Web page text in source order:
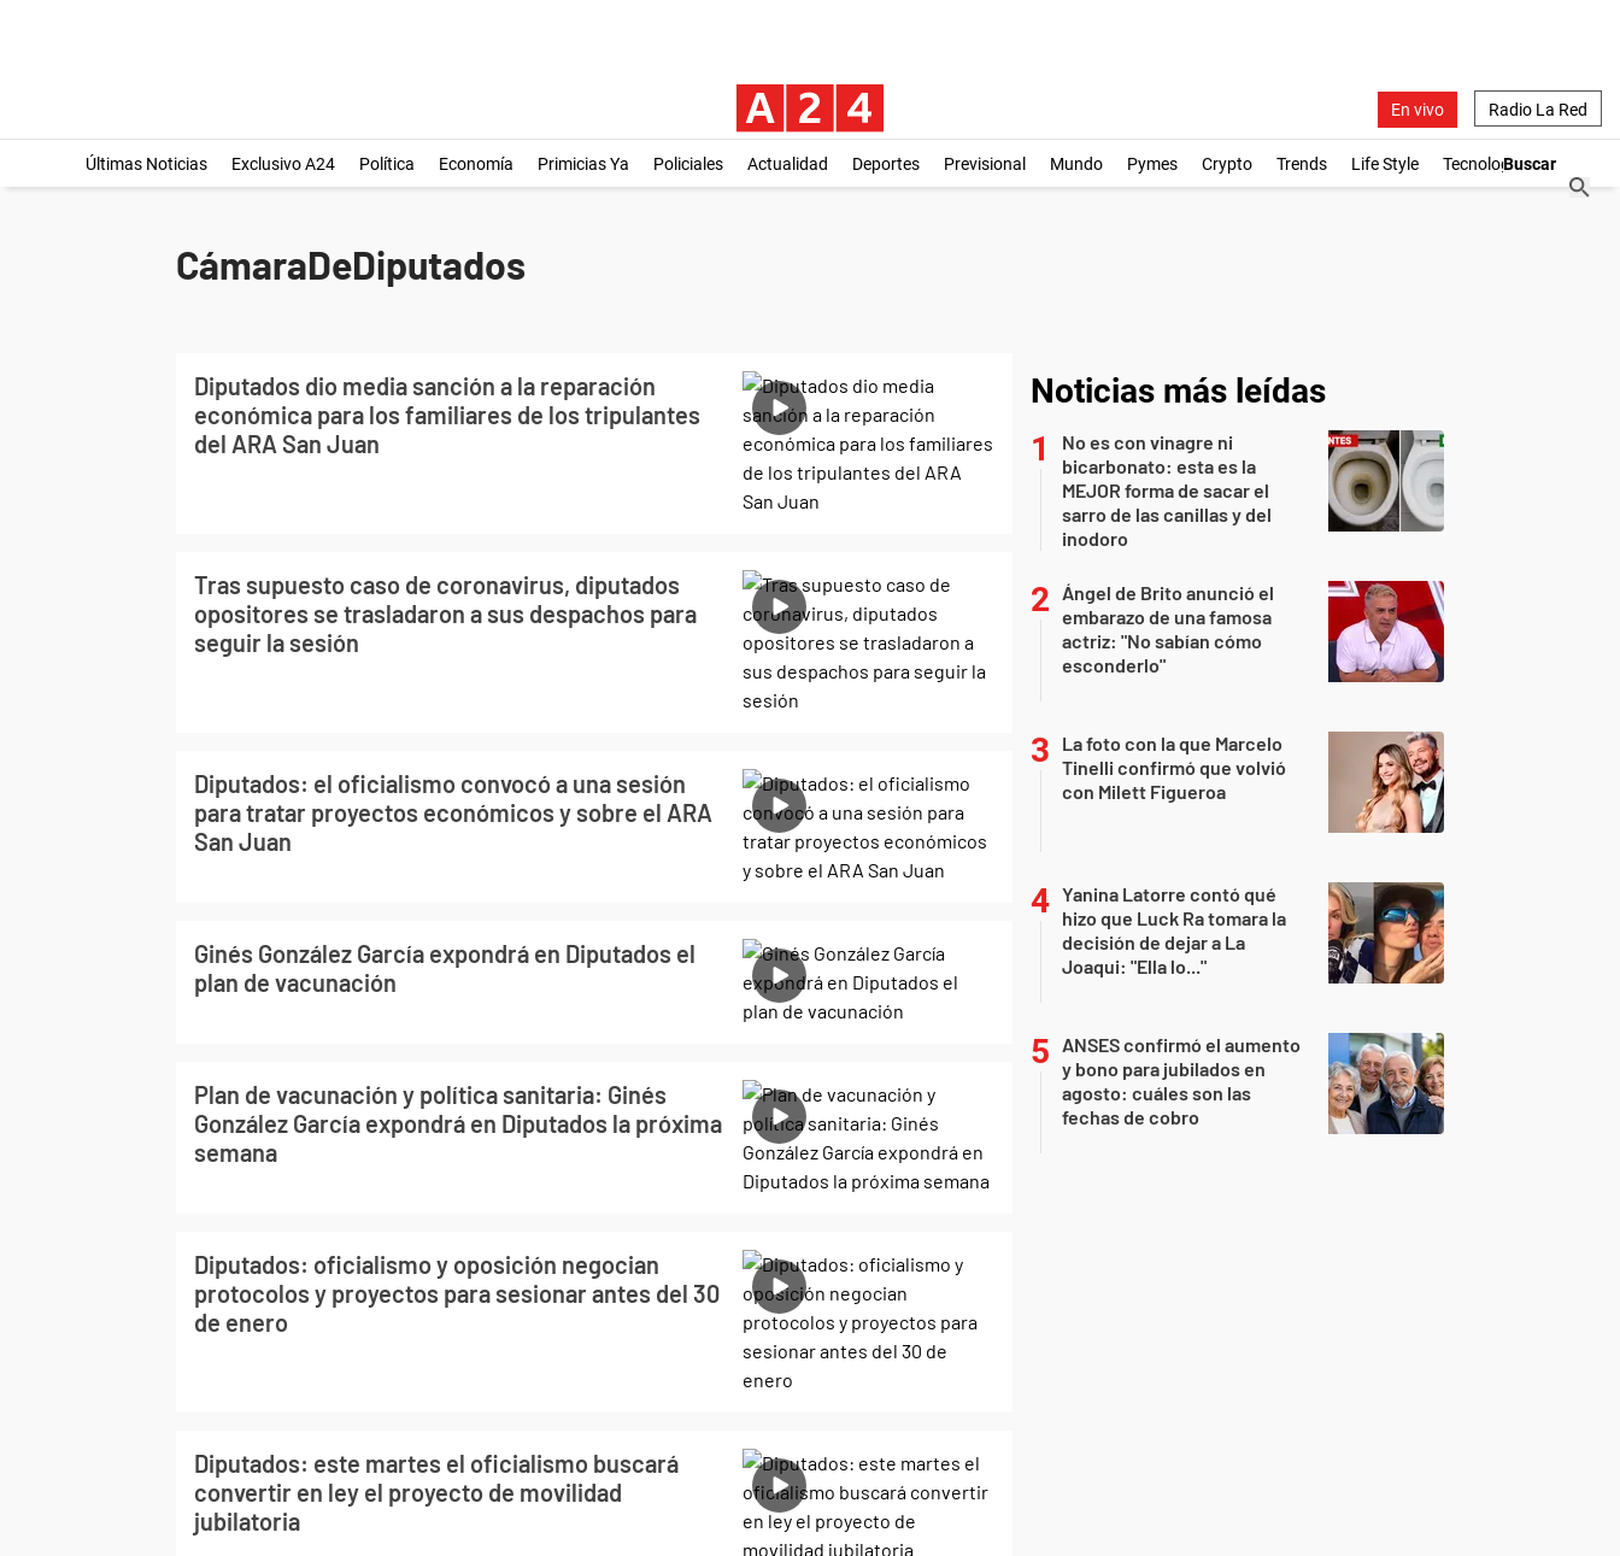
En vivo Radio La Red
Últimas Noticias Exclusivo A24 Política Economía Primicias Ya Policiales Actualidad Deportes Previsional Mundo Pymes Crypto Trends Life Style Tecnología
CámaraDeDiputados
Diputados dio media sanción a la reparación
económica para los familiares de los tripulantes
del ARA San Juan
Tras supuesto caso de coronavirus, diputados
opositores se trasladaron a sus despachos para
seguir la sesión
Diputados: el oficialismo convocó a una sesión
para tratar proyectos económicos y sobre el ARA
San Juan
Ginés González García expondrá en Diputados el
plan de vacunación
Plan de vacunación y política sanitaria: Ginés
González García expondrá en Diputados la próxima
semana
Diputados: oficialismo y oposición negocian
protocolos y proyectos para sesionar antes del 30
de enero
Diputados: este martes el oficialismo buscará
convertir en ley el proyecto de movilidad
jubilatoria
Noticias más leídas
No es con vinagre ni
bicarbonato: esta es la
MEJOR forma de sacar el
sarro de las canillas y del
inodoro
Ángel de Brito anunció el
embarazo de una famosa
actriz: "No sabían cómo
esconderlo"
La foto con la que Marcelo
Tinelli confirmó que volvió
con Milett Figueroa
Yanina Latorre contó qué
hizo que Luck Ra tomara la
decisión de dejar a La
Joaqui: "Ella lo..."
ANSES confirmó el aumento
y bono para jubilados en
agosto: cuáles son las
fechas de cobro